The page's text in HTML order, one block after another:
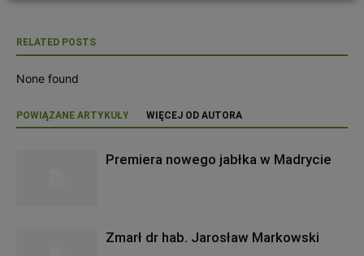
RELATED POSTS
None found
POWIĄZANE ARTYKUŁY WIĘCEJ OD AUTORA
Premiera nowego jabłka w Madrycie
Zmarł dr hab. Jarosław Markowski